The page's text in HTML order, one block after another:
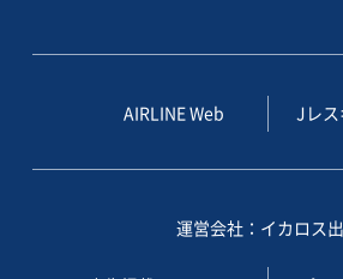
AIRLINE Web Jレス
運営会社：イカロス